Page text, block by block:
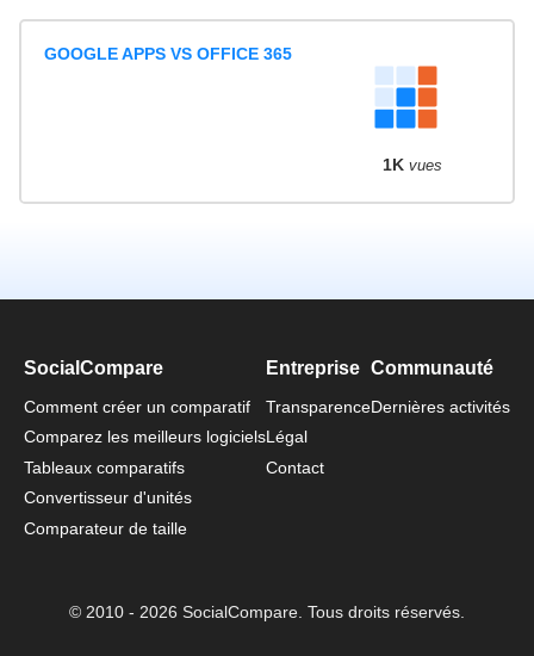
GOOGLE APPS VS OFFICE 365
1K vues
SocialCompare
Comment créer un comparatif
Comparez les meilleurs logiciels
Tableaux comparatifs
Convertisseur d'unités
Comparateur de taille
Entreprise
Transparence
Légal
Contact
Communauté
Dernières activités
© 2010 - 2026 SocialCompare. Tous droits réservés.